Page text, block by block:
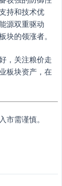
持和技术优
源双重驱动
块的领涨者。
，关注粮价走
板块资产，在
市需谨慎。